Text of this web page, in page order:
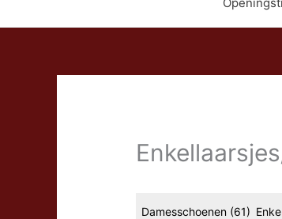
Damesschoenen (61)